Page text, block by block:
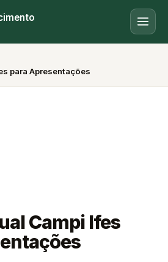
para Apresentações
Campi Ifes